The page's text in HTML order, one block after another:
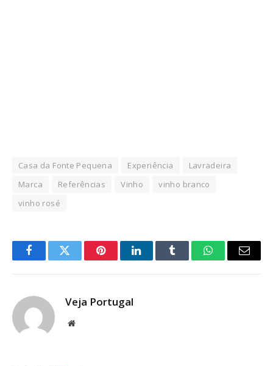
Casa da Fonte Pequena Experiência
Lavradeira
Marca
Referências Vinho
vinho branco
vinho rosé
FacebookTwitter PinterestLinkedInTumblr WhatsAppEmail
Veja Portugal
Website